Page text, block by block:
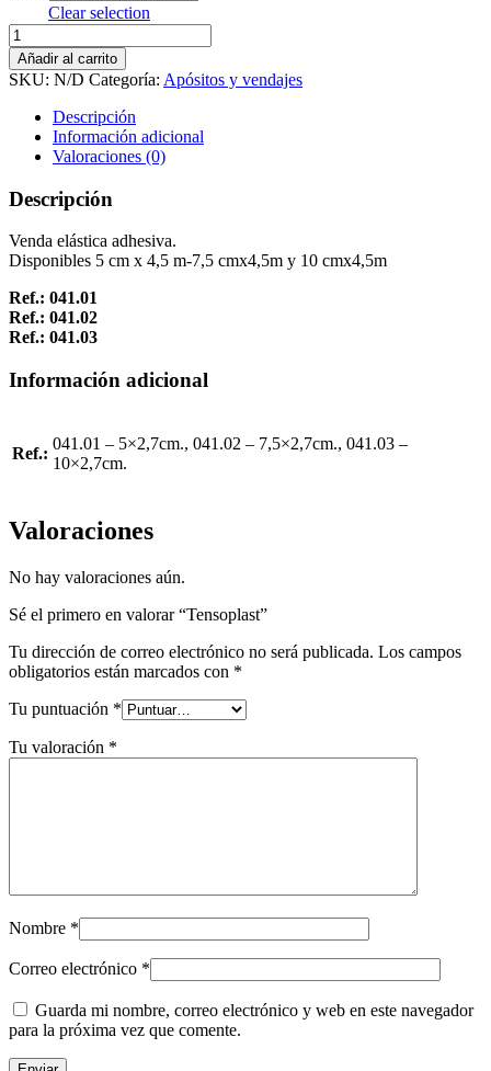
Clear selection
Tensoplast
cantidad
Añadir al carrito
SKU: N/D Categoría: Apósitos y vendajes
Descripción
Información adicional
Valoraciones (0)
Descripción
Venda elástica adhesiva.
Disponibles 5 cm x 4,5 m-7,5 cmx4,5m y 10 cmx4,5m
Ref.: 041.01
Ref.: 041.02
Ref.: 041.03
Información adicional
Ref.:
041.01 – 5×2,7cm., 041.02 – 7,5×2,7cm., 041.03 –
10×2,7cm.
Valoraciones
No hay valoraciones aún.
Sé el primero en valorar “Tensoplast”
Tu dirección de correo electrónico no será publicada. Los campos
obligatorios están marcados con *
Tu puntuación *
Tu valoración *
Nombre *
Correo electrónico *
Guarda mi nombre, correo electrónico y web en este navegador
para la próxima vez que comente.